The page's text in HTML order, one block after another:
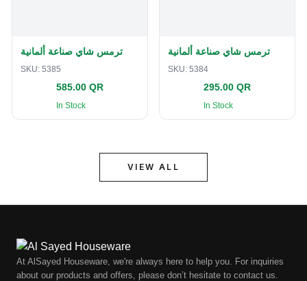
ترمس شاي صناعة ألمانية
SKU: 5385
585.00 QR
In Stock
ترمس شاي صناعة ألمانية
SKU: 5384
295.00 QR
In Stock
VIEW ALL
At AlSayed Houseware, we're always here to help you. For inquiries
about our products and offers, please don’t hesitate to contact us.